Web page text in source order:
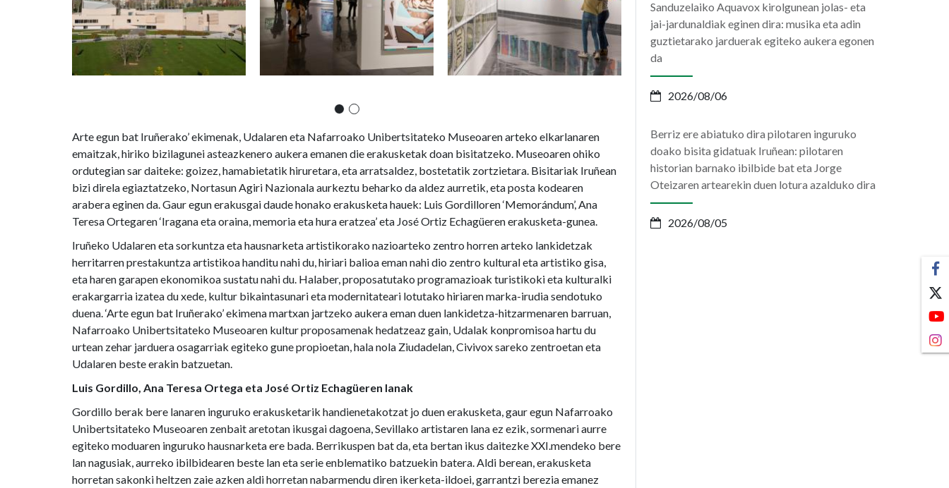
Arte egun bat Iruñerako’ ekimenak, Udalaren eta Nafarroako Unibertsitateko Museoaren arteko elkarlanaren
emaitzak, hiriko bizilagunei asteazkenero aukera emanen die erakusketak doan bisitatzeko. Museoaren ohiko
ordutegian sar daiteke: goizez, hamabietatik hiruretara, eta arratsaldez, bostetatik zortzietara. Bisitariak Iruñean
bizi direla egiaztatzeko, Nortasun Agiri Nazionala aurkeztu beharko da aldez aurretik, eta posta kodearen
arabera eginen da. Gaur egun erakusgai daude honako erakusketa hauek: Luis Gordilloren ‘Memorándum’, Ana
Teresa Ortegaren ‘Iragana eta oraina, memoria eta hura eratzea’ eta José Ortiz Echagüeren erakusketa-gunea.
Iruñeko Udalaren eta sorkuntza eta hausnarketa artistikorako nazioarteko zentro horren arteko lankidetzak
herritarren prestakuntza artistikoa handitu nahi du, hiriari balioa eman nahi dio zentro kultural eta artistiko gisa,
eta haren garapen ekonomikoa sustatu nahi du. Halaber, proposatutako programazioak turistikoki eta kulturalki
erakargarria izatea du xede, kultur bikaintasunari eta modernitateari lotutako hiriaren marka-irudia sendotuko
duena. ‘Arte egun bat Iruñerako’ ekimena martxan jartzeko aukera eman duen lankidetza-hitzarmenaren barruan,
Nafarroako Unibertsitateko Museoaren kultur proposamenak hedatzeaz gain, Udalak konpromisoa hartu du
urtean zehar jarduera osagarriak egiteko gune propioetan, hala nola Ziudadelan, Civivox sareko zentroetan eta
Udalaren beste erakin batzuetan.
Luis Gordillo, Ana Teresa Ortega eta José Ortiz Echagüeren lanak
Gordillo berak bere lanaren inguruko erakusketarik handienetakotzat jo duen erakusketa, gaur egun Nafarroako
Unibertsitateko Museoaren zenbait aretotan ikusgai dagoena, Sevillako artistaren lana ez ezik, sormenari aurre
egiteko moduaren inguruko hausnarketa ere bada. Berrikuspen bat da, eta bertan ikus daitezke XXI.mendeko bere
lan nagusiak, aurreko ibilbidearen beste lan eta serie enblematiko batzuekin batera. Aldi berean, erakusketa
horretan sakonki heltzen zaie azken aldi horretan nabarmendu diren ikerketa-ildoei, garrantzi berezia emanez
Sanduzelaiko Aquavox kirolgunean jolas- eta
jai-jardunaldiak eginen dira: musika eta adin
guztietarako jarduerak egiteko aukera egonen
da
2026/08/06
Berriz ere abiatuko dira pilotaren inguruko
doako bisita gidatuak Iruñean: pilotaren
historian barnako ibilbide bat eta Jorge
Oteizaren artearekin duen lotura azalduko dira
2026/08/05